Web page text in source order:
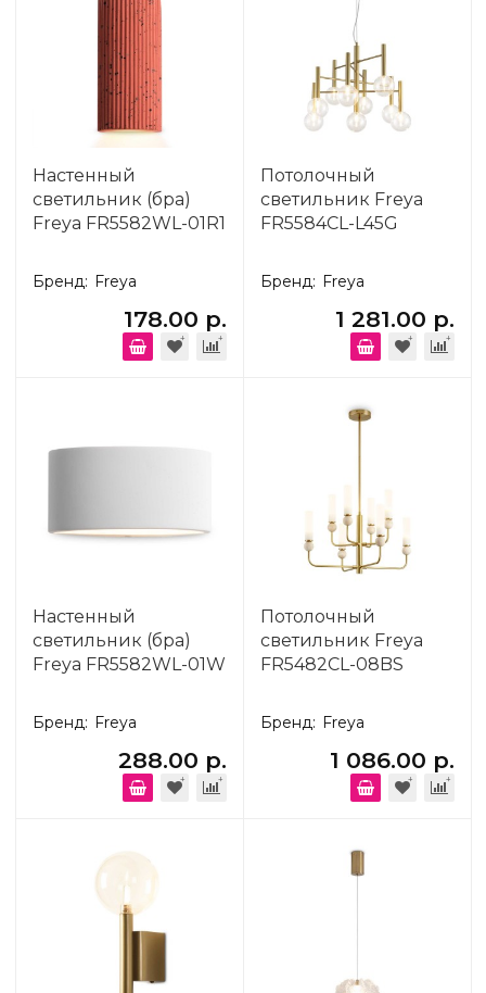
Настенный
светильник (бра)
Freya FR5582WL-01R1
Бренд: Freya
178.00 р.
Потолочный
светильник Freya
FR5584CL-L45G
Бренд: Freya
1 281.00 р.
Настенный
светильник (бра)
Freya FR5582WL-01W
Бренд: Freya
288.00 р.
Потолочный
светильник Freya
FR5482CL-08BS
Бренд: Freya
1 086.00 р.